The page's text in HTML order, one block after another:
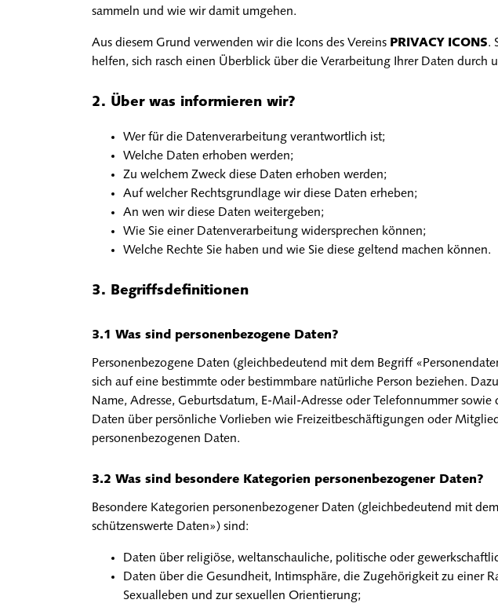
sammeln und wie wir damit umgehen.
Aus diesem Grund verwenden wir die Icons des Vereins PRIVACY ICONS.
helfen, sich rasch einen Überblick über die Verarbeitung Ihrer Daten durch
Über was informieren wir?
Wer für die Datenverarbeitung verantwortlich ist;
Welche Daten erhoben werden;
Zu welchem Zweck diese Daten erhoben werden;
Auf welcher Rechtsgrundlage wir diese Daten erheben;
An wen wir diese Daten weitergeben;
Wie Sie einer Datenverarbeitung widersprechen können;
Welche Rechte Sie haben und wie Sie diese geltend machen können.
Begriffsdefinitionen
Was sind personenbezogene Daten?
Personenbezogene Daten (gleichbedeutend mit dem Begriff
sich auf eine bestimmte oder bestimmbare natürliche Person beziehen.
Name, Adresse, Geburtsdatum, E-Mail-Adresse oder Telefonnummer sowie
Daten über persönliche Vorlieben wie Freizeitbeschäftigungen oder
personenbezogenen Daten.
Was sind besondere Kategorien personenbezogener Daten?
Besondere Kategorien personenbezogener Daten (gleichbedeutend mit
schützenswerte Daten») sind:
Daten über religiöse, weltanschauliche, politische oder
Daten über die Gesundheit, Intimsphäre, die Zugehörigkeit zu einer
Sexualleben und zur sexuellen Orientierung;